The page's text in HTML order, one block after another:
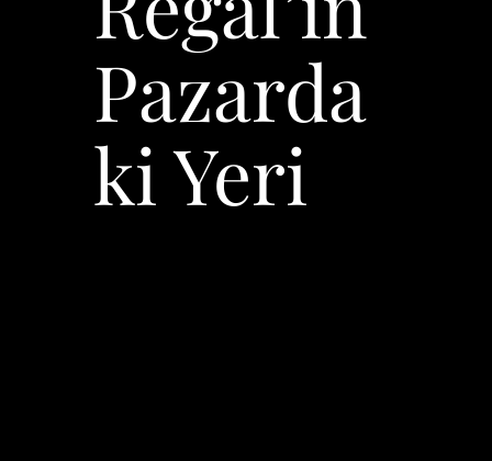
Pazarda
ki Yeri